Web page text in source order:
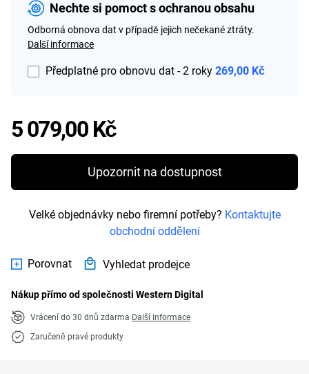
Nechte si pomoct s ochranou obsahu
Odborná obnova dat v případě jejich nečekané ztráty.
Další informace
Předplatné pro obnovu dat - 2 roky 269,00 Kč
5 079,00 KčPrice 5 079,00 Kč
Upozornit na dostupnost
Velké objednávky nebo firemní potřeby? Kontaktujte
obchodní oddělení
Porovnat Vyhledat prodejce
Nákup přímo od společnosti Western Digital
Vrácení do 30 dnů zdarma Další informace
Zaručeně pravé produkty